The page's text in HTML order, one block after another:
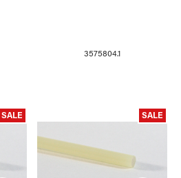
3575804.1
SALE SALE